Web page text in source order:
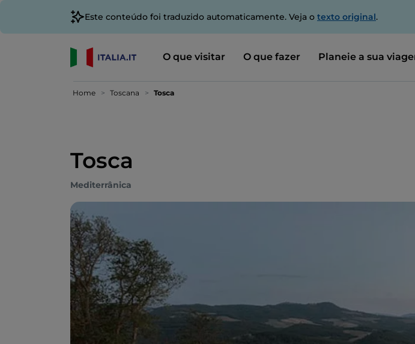
Este conteúdo foi traduzido automaticamente. Veja o texto original.
O que visitar O que fazer Planeie a sua
Home Toscana Tosca
Tosca
Mediterrânica